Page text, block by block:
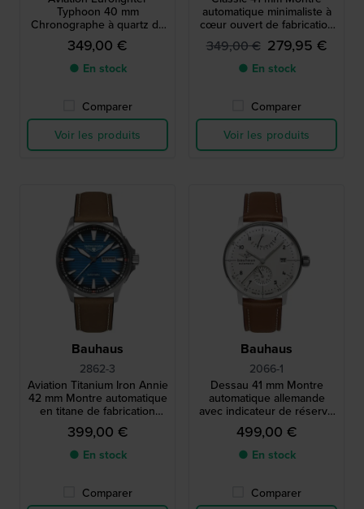
Typhoon 40 mm
Chronographe à quartz de
style aviateur de fabrication
allemande avec date
349,00 €
● En stock
Comparer
Voir les produits
automatique minimaliste à
cœur ouvert de fabrication
allemande
349,00 € 279,95 €
● En stock
Comparer
Voir les produits
Bauhaus
2862-3
Aviation Titanium Iron Annie
42 mm Montre automatique
en titane de fabrication
allemande avec date du
jour
399,00 €
● En stock
Comparer
Bauhaus
2066-1
Dessau 41 mm Montre
automatique allemande
avec indicateur de réserve
de marche et cadran 24h
499,00 €
● En stock
Comparer